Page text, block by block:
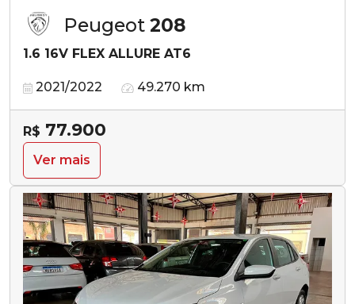
Peugeot 208
1.6 16V FLEX ALLURE AT6
2021/2022 49.270 km
R$ 77.900
Ver mais